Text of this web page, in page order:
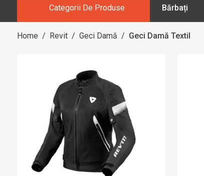
Categorii De Produse Bărbați
Home / Revit / Geci Damă / Geci Damă Textil